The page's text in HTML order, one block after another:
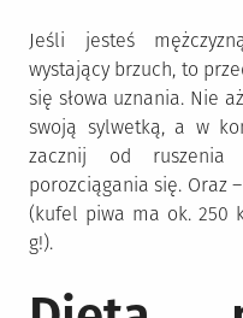
Jeśli jesteś
wystający brzuch, to
się słowa uznania. Nie
swoją sylwetką, a w
zacznij od
porozciągania się. Oraz
(kufel piwa ma ok. 250
g!).